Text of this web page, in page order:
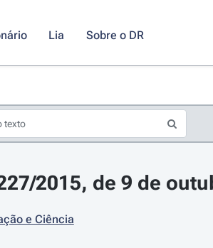
Lia Sobre o DR
2015, de 9 de
e Ciência